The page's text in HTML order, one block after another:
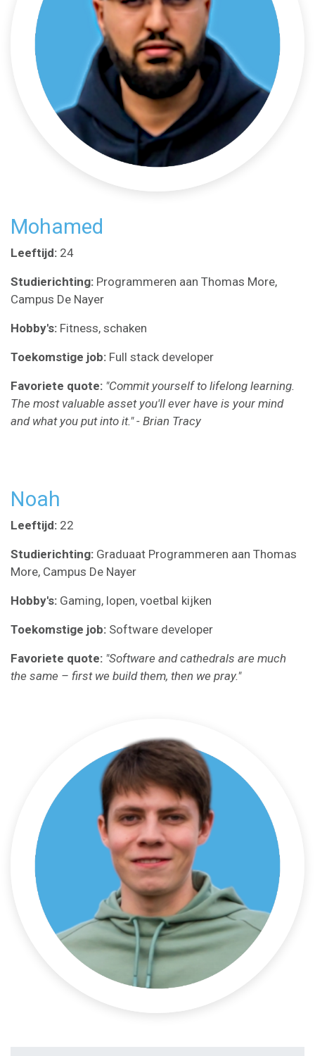
Mohamed
Leeftijd: 24
Studierichting: Programmeren aan Thomas More,
Campus De Nayer
Hobby's: Fitness, schaken
Toekomstige job: Full stack developer
Favoriete quote: "Commit yourself to lifelong learning.
The most valuable asset you'll ever have is your mind
and what you put into it." - Brian Tracy
Noah
Leeftijd: 22
Studierichting: Graduaat Programmeren aan Thomas
More, Campus De Nayer
Hobby's: Gaming, lopen, voetbal kijken
Toekomstige job: Software developer
Favoriete quote: "Software and cathedrals are much
the same – first we build them, then we pray."